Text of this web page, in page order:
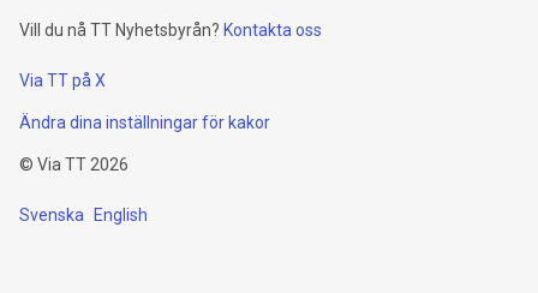
Vill du nå TT Nyhetsbyrån? Kontakta oss
Via TT på X
Ändra dina inställningar för kakor
© Via TT2026
Svenska English